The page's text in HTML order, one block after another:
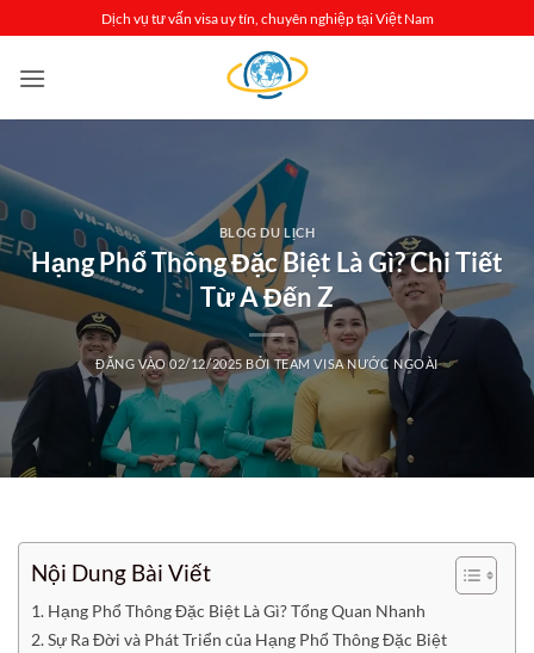
qua
nội
Dịch vụ tư vấn visa uy tín, chuyên nghiệp tại Việt Nam
BLOG DU LỊCH
Hạng Phổ Thông Đặc Biệt Là Gì? Chi Tiết
Từ A Đến Z
ĐĂNG VÀO02/12/2025 BỞITEAM VISA NƯỚC NGOÀI
Nội Dung Bài Viết
Hạng Phổ Thông Đặc Biệt Là Gì? Tổng Quan Nhanh
Sự Ra Đời và Phát Triển của Hạng Phổ Thông Đặc Biệt